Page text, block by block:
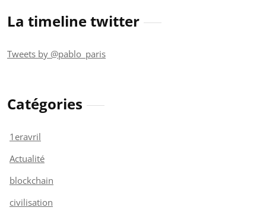
La timeline twitter
Tweets by @pablo_paris
Catégories
1eravril
Actualité
blockchain
civilisation